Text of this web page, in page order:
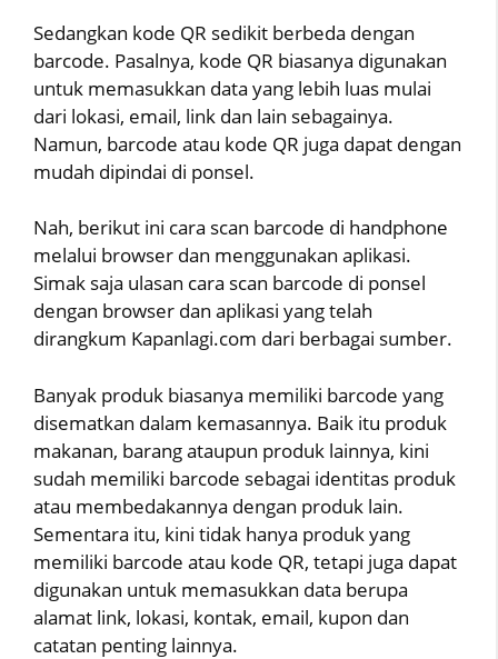
Sedangkan kode QR sedikit berbeda dengan
barcode. Pasalnya, kode QR biasanya digunakan
untuk memasukkan data yang lebih luas mulai
dari lokasi, email, link dan lain sebagainya.
Namun, barcode atau kode QR juga dapat dengan
mudah dipindai di ponsel.
Nah, berikut ini cara scan barcode di handphone
melalui browser dan menggunakan aplikasi.
Simak saja ulasan cara scan barcode di ponsel
dengan browser dan aplikasi yang telah
dirangkum Kapanlagi.com dari berbagai sumber.
Banyak produk biasanya memiliki barcode yang
disematkan dalam kemasannya. Baik itu produk
makanan, barang ataupun produk lainnya, kini
sudah memiliki barcode sebagai identitas produk
atau membedakannya dengan produk lain.
Sementara itu, kini tidak hanya produk yang
memiliki barcode atau kode QR, tetapi juga dapat
digunakan untuk memasukkan data berupa
alamat link, lokasi, kontak, email, kupon dan
catatan penting lainnya.